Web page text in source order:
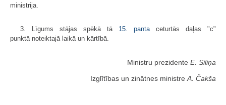
ministrija.
3. Līgums stājas spēkā tā 15. panta ceturtās daļas "c"
punktā noteiktajā laikā un kārtībā.
Ministru prezidente E. Siliņa
Izglītības un zinātnes ministre A. Čakša